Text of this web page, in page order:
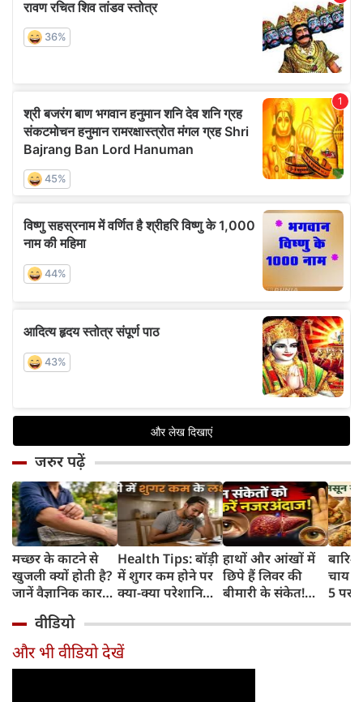
जरुर पढ़ें
मच्छर के काटने से
खुजली क्यों होती है?
जानें वैज्ञानिक कारण
Health Tips: बॉड़ी
में शुगर कम होने पर
क्या-क्या परेशानियां
बातें
हाथों और आंखों में
छिपे हैं लिवर की
बीमारी के संकेत!
नजरअंदाज
चाय
5
वीडियो
और भी वीडियो देखें